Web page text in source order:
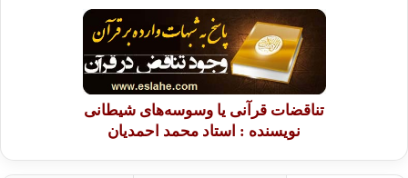
تناقضات قرآنی یا وسوسه‌های شیطانی
نویسنده : استاد محمد احمدیان